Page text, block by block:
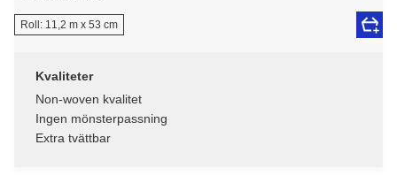
Roll: 11,2 m x 53 cm
Kvaliteter
Non-woven kvalitet
Ingen mönsterpassning
Extra tvättbar